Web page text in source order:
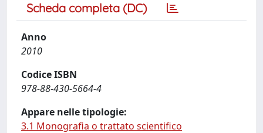
Scheda completa (DC)
Anno
2010
Codice ISBN
978-88-430-5664-4
Appare nelle tipologie:
3.1 Monografia o trattato scientifico